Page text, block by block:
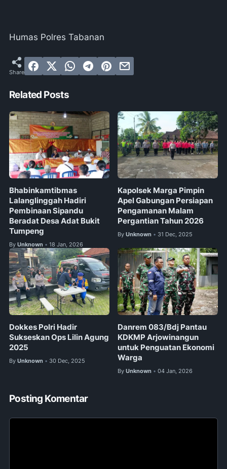
Humas Polres Tabanan
Related Posts
Bhabinkamtibmas
Lalanglinggah Hadiri
Pembinaan Sipandu
Beradat Desa Adat Bukit
Tumpeng
By Unknown • 18 Jan, 2026
Kapolsek Marga Pimpin
Apel Gabungan Persiapan
Pengamanan Malam
Pergantian Tahun 2026
By Unknown • 31 Dec, 2025
Dokkes Polri Hadir
Sukseskan Ops Lilin Agung
2025
By Unknown • 30 Dec, 2025
Danrem 083/Bdj Pantau
KDKMP Arjowinangun
untuk Penguatan Ekonomi
Warga
By Unknown • 04 Jan, 2026
Posting Komentar